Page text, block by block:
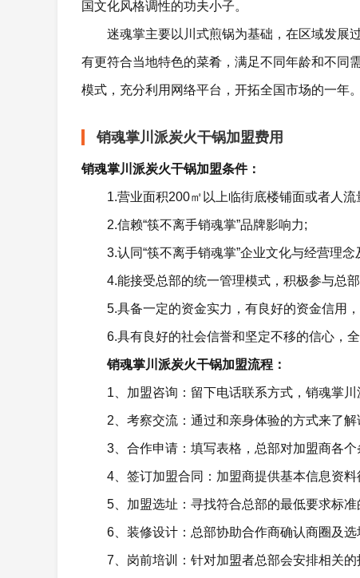
国文化风格调性的功夫小子。
迷魂掌主要以川式煎锅为基础，在区域发展
有更符合当地特色的菜肴，满足不同年龄和不同
模式，充分利用网络平台，开拓全国市场的一年。
销魂掌川派炭火干锅加盟费用
销魂掌川派炭火干锅加盟条件：
1.营业面积200㎡以上临街底楼铺面或者人流
2.信赖“筷不离手销魂掌”品牌影响力;
3.认同“筷不离手销魂掌”企业文化与经营理念
4.能接受总部的统一管理模式，积极参与总
5.具备一定的资金实力，有良好的资金信用
6.具有良好的社会信誉和坚定不移的信心，全
销魂掌川派炭火干锅加盟流程：
1、加盟咨询：留下电话联系方式，销魂掌
2、考察交流：通过和亲身体验的方式来了
3、合作申请：填写表格，总部对加盟商各个
4、签订加盟合同：加盟商提供基本信息资
5、加盟选址：寻找符合总部的最低要求标准
6、装修设计：总部协助合作商确认商圈及选
7、岗前培训：针对加盟者总部会安排相关